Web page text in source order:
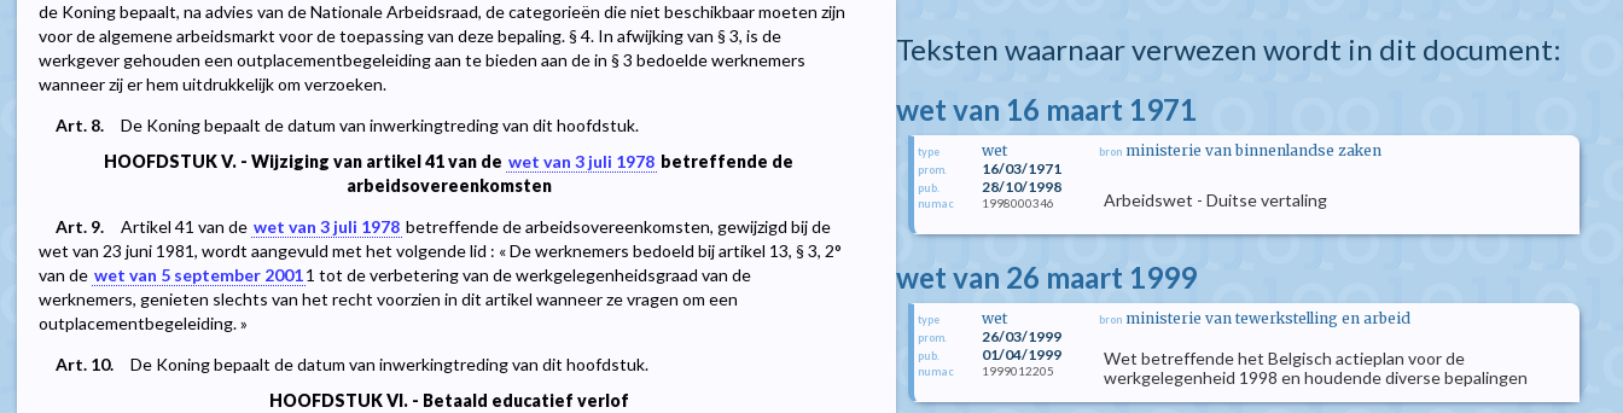
de Koning bepaalt, na advies van de Nationale Arbeidsraad, de categorieën die niet beschikbaar moeten zijn
voor de algemene arbeidsmarkt voor de toepassing van deze bepaling. § 4. In afwijking van § 3, is de
werkgever gehouden een outplacementbegeleiding aan te bieden aan de in § 3 bedoelde werknemers
wanneer zij er hem uitdrukkelijk om verzoeken.
Art. 8.
De Koning bepaalt de datum van inwerkingtreding van dit hoofdstuk.
HOOFDSTUK V. - Wijziging van artikel 41 van de wet van 3 juli 1978 betreffende de
arbeidsovereenkomsten
Art. 9.
Artikel 41 van de wet van 3 juli 1978 betreffende de arbeidsovereenkomsten, gewijzigd bij de
wet van 23 juni 1981, wordt aangevuld met het volgende lid : « De werknemers bedoeld bij artikel 13, § 3, 2°
van de wet van 5 september 20011 tot de verbetering van de werkgelegenheidsgraad van de
werknemers, genieten slechts van het recht voorzien in dit artikel wanneer ze vragen om een
outplacementbegeleiding. »
Art. 10.
De Koning bepaalt de datum van inwerkingtreding van dit hoofdstuk.
HOOFDSTUK VI. - Betaald educatief verlof
Teksten waarnaar verwezen wordt in dit document:
wet van 16 maart 1971
type wet
prom. 16/03/1971
pub. 28/10/1998
numac 1998000346
bron ministerie van binnenlandse zaken
Arbeidswet - Duitse vertaling
wet van 26 maart 1999
type wet
prom. 26/03/1999
pub. 01/04/1999
numac 1999012205
bron ministerie van tewerkstelling en arbeid
Wet betreffende het Belgisch actieplan voor de
werkgelegenheid 1998 en houdende diverse bepalingen